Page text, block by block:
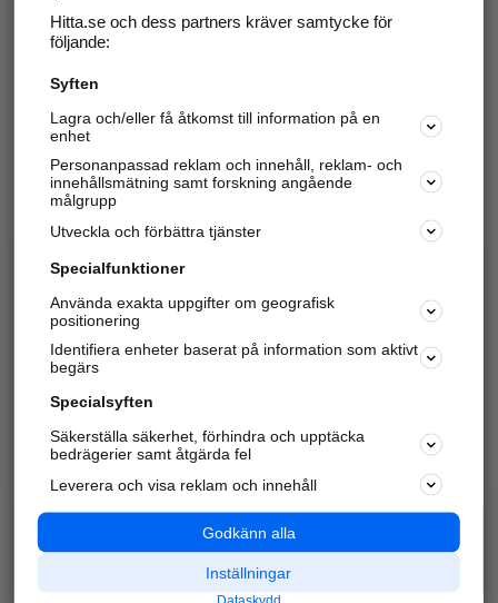
Hitta.se - Gratis nummerupplysning.
Sök företag, personer och platser.
Hitta telefonnummer, adresser, företagsinfo mm.
Marknadsför företaget
Kom igång och annonsera mot
samarbetspartners nära dig.
Alla kategorier
Populära sökningar
API & Kartor
Annonsera
Integritet
Nödnummer
Hitta.se och dess partners kräver samtycke för
följande:
Syften
Lagra och/eller få åtkomst till information på en
enhet
Personanpassad reklam och innehåll, reklam- och
innehållsmätning samt forskning angående
målgrupp
Utveckla och förbättra tjänster
Specialfunktioner
Använda exakta uppgifter om geografisk
positionering
Identifiera enheter baserat på information som aktivt
begärs
Specialsyften
Säkerställa säkerhet, förhindra och upptäcka
bedrägerier samt åtgärda fel
Leverera och visa reklam och innehåll
Godkänn alla
Inställningar
Dataskydd